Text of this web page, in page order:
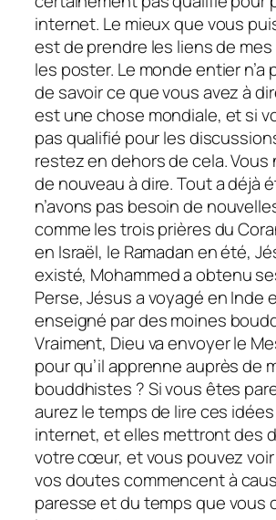
internet. Le mieux que vous
est de prendre les liens de
les poster. Le monde entier n’a
de savoir ce que vous avez à
est une chose mondiale, et si
pas qualifié pour les
restez en dehors de cela. Vous
de nouveau à dire. Tout a déjà
n’avons pas besoin de
comme les trois prières du
en Israël, le Ramadan en été,
existé, Mohammed a obtenu
Perse, Jésus a voyagé en Inde
enseigné par des moines
Vraiment, Dieu va envoyer le
pour qu’il apprenne auprès de
bouddhistes ? Si vous êtes
aurez le temps de lire ces
internet, et elles mettront des
votre cœur, et vous pouvez
vos doutes commencent à
paresse et du temps que vous